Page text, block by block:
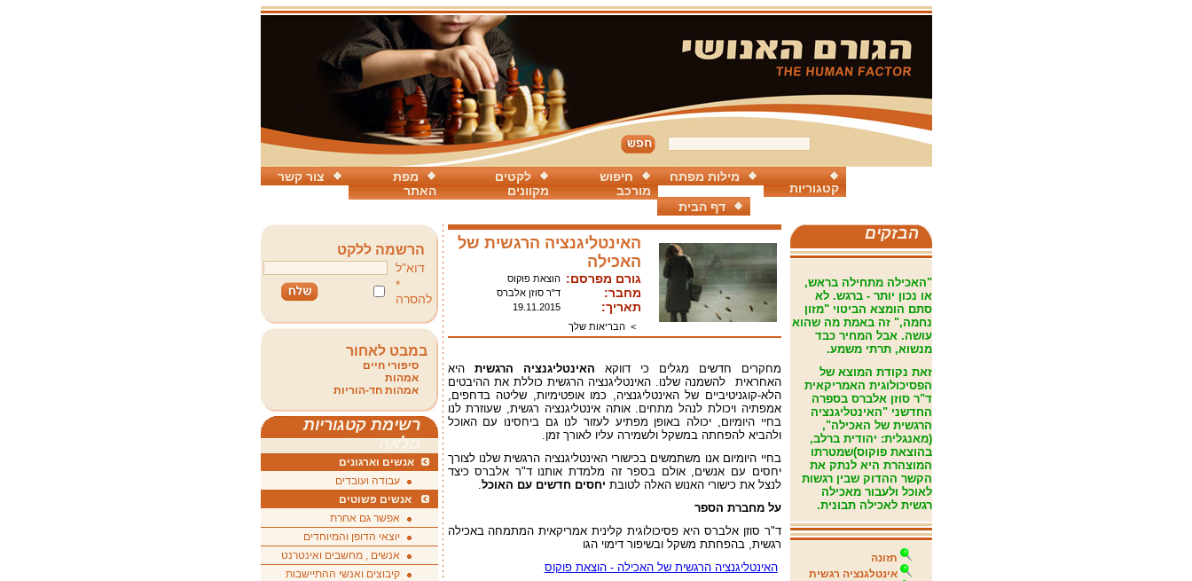
צור קשר
מפת
האתר
לקטים
מקוונים
חיפוש
מורכב
מילות מפתח
קטגוריות
דף הבית
הבזקים
"האכילה מתחילה בראש,
או נכון יותר - ברגש. לא
סתם הומצא הביטוי "מזון
נחמה," זה באמת מה שהוא
עושה. אבל המחיר כבד
מנשוא, תרתי משמע.
זאת נקודת המוצא של
הפסיכולוגית האמריקאית
ד"ר סוזן אלברס בספרה
החדשני "האינטליגנציה
הרגשית של האכילה",
(מאנגלית: יהודית ברלב,
בהוצאת פוקוס)שמטרתו
המוצהרת היא לנתק את
הקשר ההדוק שבין רגשות
לאוכל ולעבור מאכילה
רגשית לאכילה תבונית.
תזונה
אינטלגנציה רגשית
האינטליגנציה הרגשית של
האכילה
גורם מפרסם: הוצאת פוקוס
מחבר: ד"ר סוזן אלברס
תאריך:
19.11.2015
>הבריאות שלך
מחקרים חדשים מגלים כי דווקא האינטליגנציה הרגשית היא
האחראית להשמנה שלנו. האינטליגנציה הרגשית כוללת את ההיבטים
הלא-קוגניטיביים של האינטליגנציה, כמו אופטימיות, שליטה בדחפים,
אמפתיה ויכולת לנהל מתחים. אותה אינטליגנציה רגשית, שעוזרת לנו
בחיי היומיום, יכולה באופן מפתיע לעזור לנו גם ביחסינו עם האוכל
ולהביא להפחתה במשקל ולשמירה עליו לאורך זמן.
בחיי היומיום אנו משתמשים בכישורי האינטליגנציה הרגשית שלנו לצורך
יחסים עם אנשים, אולם בספר זה מלמדת אותנו ד"ר אלברס כיצד
לנצל את כישורי האנוש האלה לטובת יחסים חדשים עם האוכל.
על מחברת הספר
ד"ר סוזן אלברס היא פסיכולוגית קלינית אמריקאית המתמחה באכילה
רגשית, בהפחתת משקל ובשיפור דימוי הגו
האינטליגנציה הרגשית של האכילה - הוצאת פוקוס
הרשמה ללקט
דוא"ל
*
להסרה
במבט לאחור
סיפורי חיים
אמהות
אמהות חד-הוריות
רשימת קטגוריות
מלאה
אנשים וארגונים
עבודה ועובדים
אנשים פשוטים
אפשר גם אחרת
יוצאי הדופן והמיוחדים
אנשים , מחשבים ואינטרנט
קיבוצים ואנשי ההתיישבות